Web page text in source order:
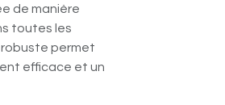
de manière
toutes les
permet
efficace et un